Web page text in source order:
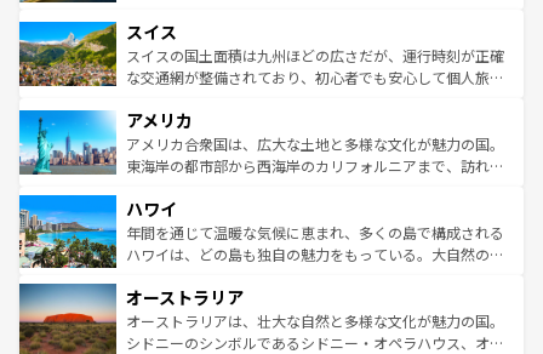
れる地方に足を運ぶとそれぞれで全く異なる文化を体験で
きるだろう。 なお、新着のフランス情報はコンテンツ一覧
を参照してほしい。
は、お酒好きな人にはぜひ体験してほしい。 なお、新着の
ドイツ情報はコンテンツ一覧を参照してほしい。
リアごとに異なる魅力がある。また、優雅なアフタヌーン
ティー、ビール好きにはたまらない英国パブ、サッカー観
戦など、本場だからこそできる体験も豊富。イギリスを旅
ンツ一覧を参照してほしい。
スイス
スイスの国土面積は九州ほどの広さだが、運行時刻が正確
な交通網が整備されており、初心者でも安心して個人旅行
の建物がそのまま残る町や、スイスならではのユニークな
博物館もあり、アルプス観光だけでなく町歩きも満喫する
ことができる。国民の所得が高いため物価も高いが、旅行
ば市内交通費無料で観光を楽しむこともできる。 なお、新
着のスイス情報はコンテンツ一覧 を参照してほしい。
アメリカ
アメリカ合衆国は、広大な土地と多様な文化が魅力の国。
東海岸の都市部から西海岸のカリフォルニアまで、訪れる
のような巨大都市は、観光、ショッピング、エンターテイ
ンメントが詰まった刺激的なスポットだ。一方、アメリカ
西部には大自然が広がり、グランドキャニオンやイエロー
部のニューオーリンズでは、音楽と美食が融合した独特の
文化が魅力。旅行者はアメリカの各地域で異なる魅力を楽
しみながら、その多様性と豊かな歴史を感じることができ
ハワイ
年間を通じて温暖な気候に恵まれ、多くの島で構成される
ハワイは、どの島も独自の魅力をもっている。大自然の神
ワイ島は見逃せない。また、定番の観光地といえばオアフ
島だが、静かな自然を求めるならマウイ島やカウアイ島が
おすすめ。エメラルドグリーンに輝く海をはじめ、豊かな
オーストラリア
オーストラリアは、壮大な自然と多様な文化が魅力の国。
シドニーのシンボルであるシドニー・オペラハウス、オー